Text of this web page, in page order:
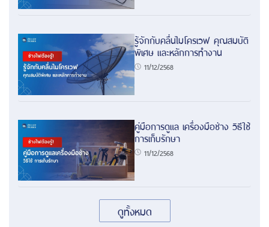
รู้จักกับคลื่นไมโครเวฟ คุณสมบัติ
พิเศษ และหลักการทำงาน
11/12/2568
คู่มือการดูแล เครื่องมือช่าง วิธีใช้
การเก็บรักษา
11/12/2568
ดูทั้งหมด